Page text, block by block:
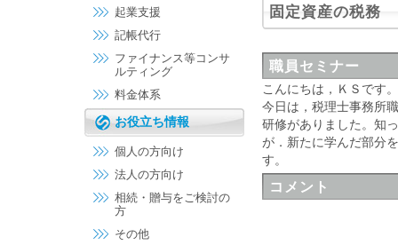
起業支援
記帳代行
ファイナンス等コンサ
ルティング
料金体系
お役立ち情報
個人の方向け
法人の方向け
相続・贈与をご検討の
方
その他
固定資産の税務
職員セミナー
こんにちは，ＫＳです。
今日は，税理士事務所
研修がありました。知
が．新たに学んだ部分
す。
コメント